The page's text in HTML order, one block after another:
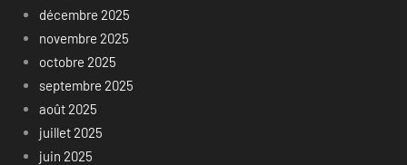
décembre 2025
novembre 2025
octobre 2025
septembre 2025
août 2025
juillet 2025
juin 2025